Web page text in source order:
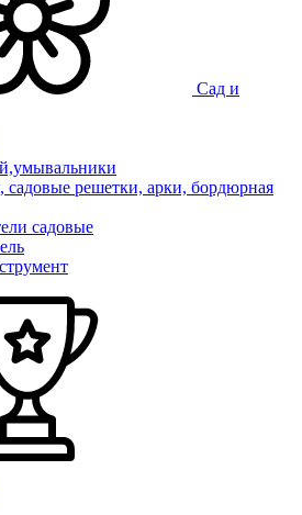
Сад и
садовые решетки, арки, бордюрная
садовые